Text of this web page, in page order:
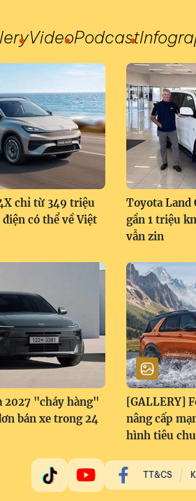
VideoPodcast
chỉ từ 349 triệu
điện có thể về Việt
Toyota Land
gần 1 triệu
vẫn zin
2027 "cháy hàng"
bán xe trong 24
[GALLERY]
nâng cấp
hình tiêu
TT&CS